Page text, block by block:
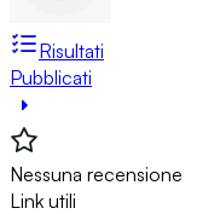
Risultati
Pubblicati
Nessuna recensione
Link utili